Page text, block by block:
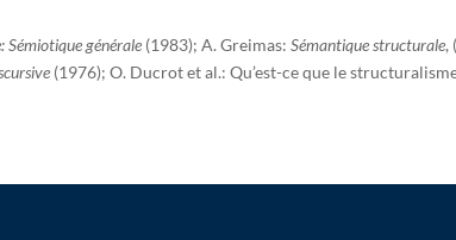
Sémiotique générale (1983); A. Greimas:Sémantique structurale,
(1976); O. Ducrot et al.: Qu’est-ce que le